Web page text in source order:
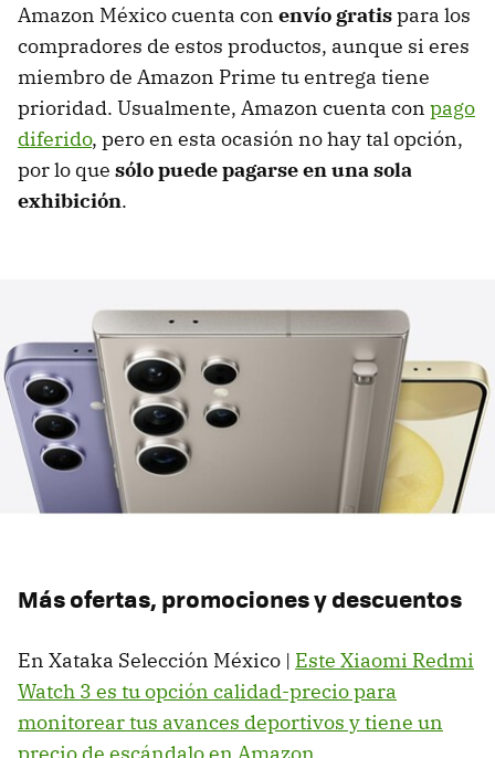
Amazon México cuenta con envío gratispara los
compradores de estos productos, aunque si eres
miembro de Amazon Prime tu entrega tiene
prioridad. Usualmente, Amazon cuenta con pago
diferido, pero en esta ocasión no hay tal opción,
por lo que sólo puede pagarse en una sola
exhibición.
Más ofertas, promociones y descuentos
En Xataka Selección México | Este Xiaomi Redmi
Watch 3 es tu opción calidad-precio para
monitorear tus avances deportivos y tiene un
precio de escándalo en Amazon